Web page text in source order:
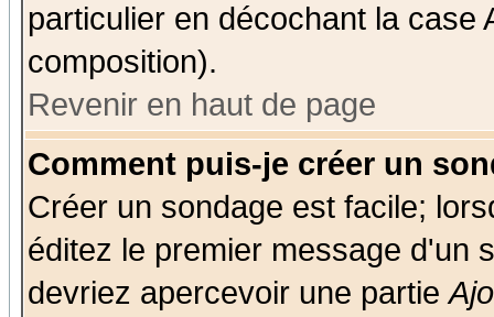
particulier en décochant la case
composition).
Revenir en haut de page
Comment puis-je créer un
Créer un sondage est facile;
éditez le premier message d'un
devriez apercevoir une partie